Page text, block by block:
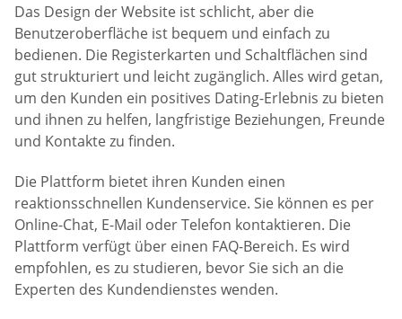
Das Design der Website ist schlicht, aber die
Benutzeroberfläche ist bequem und einfach zu
bedienen. Die Registerkarten und Schaltflächen sind
gut strukturiert und leicht zugänglich. Alles wird getan,
um den Kunden ein positives Dating-Erlebnis zu bieten
und ihnen zu helfen, langfristige Beziehungen, Freunde
und Kontakte zu finden.
Die Plattform bietet ihren Kunden einen
reaktionsschnellen Kundenservice. Sie können es per
Online-Chat, E-Mail oder Telefon kontaktieren. Die
Plattform verfügt über einen FAQ-Bereich. Es wird
empfohlen, es zu studieren, bevor Sie sich an die
Experten des Kundendienstes wenden.